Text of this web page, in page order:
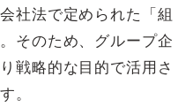
社法で定められた「組
そのため、グループ企
戦略的な目的で活用さ
。